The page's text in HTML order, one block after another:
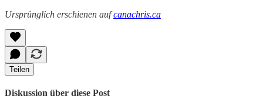
Ursprünglich erschienen aufcanachris.ca
Teilen
Diskussion über diese Post